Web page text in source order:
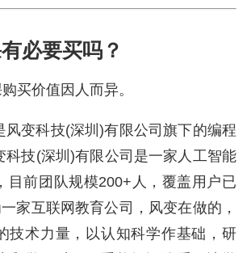
必要买吗？
买价值因人而异。
风变科技(深圳)有限公司旗下的编程
科技(深圳)有限公司是一家人工智能
目前团队规模200+人，覆盖用户已
家互联网教育公司，风变在做的，
技术力量，以认知科学作基础，研